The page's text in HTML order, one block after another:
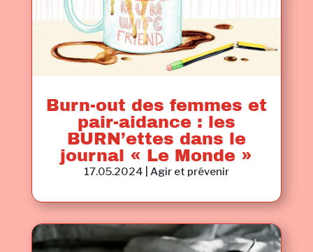
Burn-out des femmes et
pair-aidance : les
BURN’ettes dans le
journal « Le Monde »
17.05.2024 Agir et prévenir